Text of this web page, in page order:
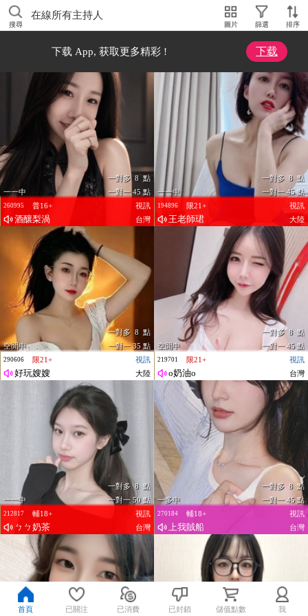
搜尋
在線所有主持人
圖片 篩選 排序
下载 App, 获取更多精彩 ! 下载
一一中
一對多 8 點
一對一 45 點
普16+
視訊
260995
酒釀梨渦 台灣
一一中
一對多 8 點
一對一 45 點
限21+
視訊
194896
王老師珺 大陸
空閒中
一對多 8 點
一對一 35 點
限21+
視訊
290606
好玩嫂嫂 大陸
空閒中
一對多 8 點
一對一 45 點
限21+
視訊
219701
o奶油o 台灣
一一中
一對多 8 點
一對一 50 點
輔18+
視訊
212817
ㄅㄅ奶茶 台灣
一多中
一對多 8 點
一對一 45 點
輔18+
視訊
270184
上我賊船 台灣
首頁 已關注 已消費 已封鎖 儲值點數 我